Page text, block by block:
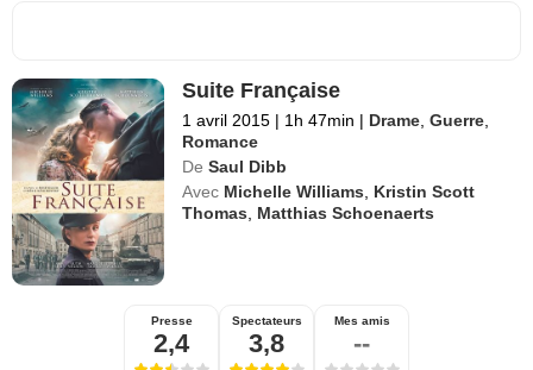
Suite Française
1 avril 2015 | 1h 47min | Drame ,Guerre
Romance
De Saul Dibb
Avec Michelle Williams
Kristin Scott
Thomas
Matthias Schoenaerts
Presse
2,4
Spectateurs
3,8
Mes amis
--